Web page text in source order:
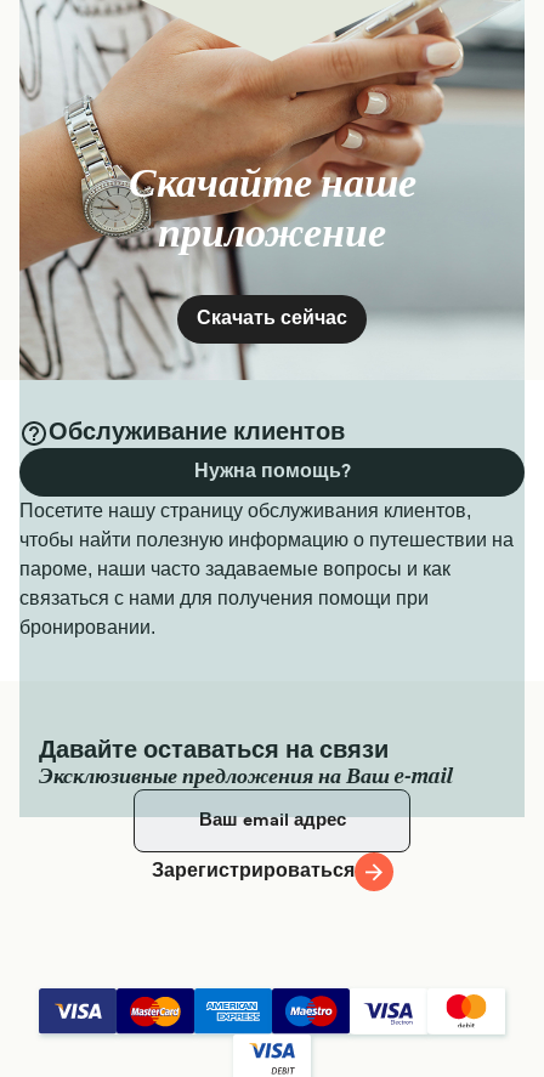
Скачайте наше
приложение
Скачать сейчас
Обслуживание клиентов
Посетите нашу страницу обслуживания клиентов,
чтобы найти полезную информацию о путешествии на
пароме, наши часто задаваемые вопросы и как
связаться с нами для получения помощи при
бронировании.
Нужна помощь?
Давайте оставаться на связи
Эксклюзивные предложения на Ваш e-mail
Зарегистрироваться